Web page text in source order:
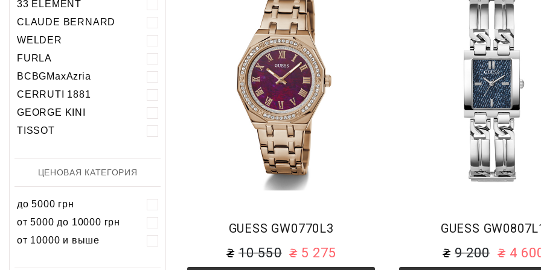
Хронограф
Механика
Календарь
Хронограф
Механика
33 ELEMENT
CLAUDE BERNARD
WELDER
FURLA
BCBGMaxAzria
CERRUTI 1881
GEORGE KINI
TISSOT
ЦЕНОВАЯ КАТЕГОРИЯ
до 5000 грн
от 5000 до 10000 грн
от 10000 и выше
GUESS GW0770L3
10 550 5 275
GUESS
9 200 4